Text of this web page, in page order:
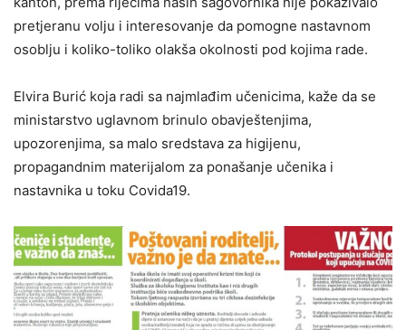
pretjeranu volju i interesovanje da pomogne nastavnom
osoblju i koliko-toliko olakša okolnosti pod kojima rade.
Elvira Burić koja radi sa najmlađim učenicima, kaže da se
ministarstvo uglavnom brinulo obavještenjima,
upozorenjima, sa malo sredstava za higijenu,
propagandnim materijalom za ponašanje učenika i
nastavnika u toku Covida19.